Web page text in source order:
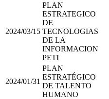
2024/03/15
PLAN
ESTRATEGICO
DE
TECNOLOGIAS
DE LA
INFORMACION
PETI
2024/01/31
PLAN
ESTRATÉGICO
DE TALENTO
HUMANO